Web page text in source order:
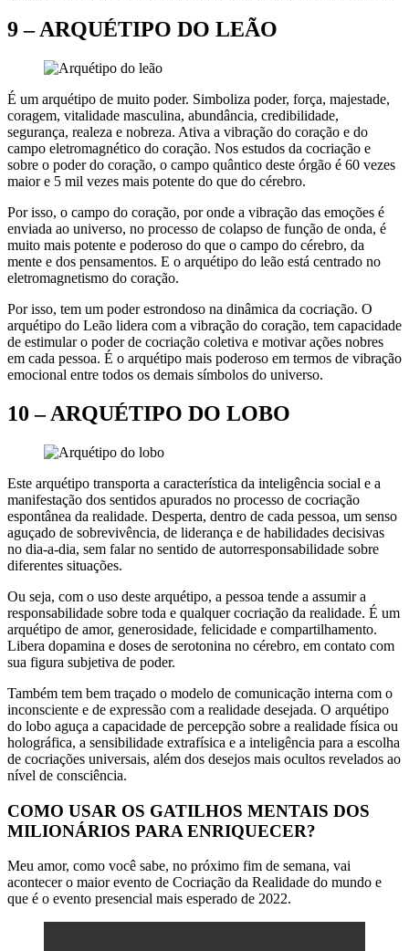
9 – ARQUÉTIPO DO LEÃO
É um arquétipo de muito poder. Simboliza poder, força, majestade,
coragem, vitalidade masculina, abundância, credibilidade,
segurança, realeza e nobreza. Ativa a vibração do coração e do
campo eletromagnético do coração. Nos estudos da cocriação e
sobre o poder do coração, o campo quântico deste órgão é 60 vezes
maior e 5 mil vezes mais potente do que do cérebro.
Por isso, o campo do coração, por onde a vibração das emoções é
enviada ao universo, no processo de colapso de função de onda, é
muito mais potente e poderoso do que o campo do cérebro, da
mente e dos pensamentos. E o arquétipo do leão está centrado no
eletromagnetismo do coração.
Por isso, tem um poder estrondoso na dinâmica da cocriação. O
arquétipo do Leão lidera com a vibração do coração, tem capacidade
de estimular o poder de cocriação coletiva e motivar ações nobres
em cada pessoa. É o arquétipo mais poderoso em termos de vibração
emocional entre todos os demais símbolos do universo.
10 – ARQUÉTIPO DO LOBO
Este arquétipo transporta a característica da inteligência social e a
manifestação dos sentidos apurados no processo de cocriação
espontânea da realidade. Desperta, dentro de cada pessoa, um senso
aguçado de sobrevivência, de liderança e de habilidades decisivas
no dia-a-dia, sem falar no sentido de autorresponsabilidade sobre
diferentes situações.
Ou seja, com o uso deste arquétipo, a pessoa tende a assumir a
responsabilidade sobre toda e qualquer cocriação da realidade. É um
arquétipo de amor, generosidade, felicidade e compartilhamento.
Libera dopamina e doses de serotonina no cérebro, em contato com
sua figura subjetiva de poder.
Também tem bem traçado o modelo de comunicação interna com o
inconsciente e de expressão com a realidade desejada. O arquétipo
do lobo aguça a capacidade de percepção sobre a realidade física ou
holográfica, a sensibilidade extrafísica e a inteligência para a escolha
de cocriações universais, além dos desejos mais ocultos revelados ao
nível de consciência.
COMO USAR OS GATILHOS MENTAIS DOS
MILIONÁRIOS PARA ENRIQUECER?
Meu amor, como você sabe, no próximo fim de semana, vai
acontecer o maior evento de Cocriação da Realidade do mundo e
que é o evento presencial mais esperado de 2022.